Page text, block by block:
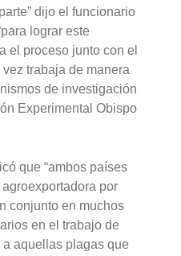
dijo el funcionario
lograr este
el proceso junto con el
trabaja de manera
de investigación
Experimental Obispo
que “ambos países
por
conjunto en muchos
en el trabajo de
aquellas plagas que